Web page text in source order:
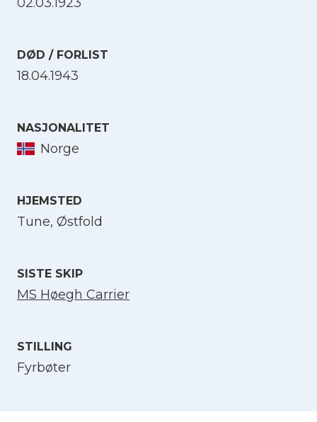
DØD / FORLIST
18.04.1943
NASJONALITET
Norge
HJEMSTED
Tune, Østfold
SISTE SKIP
MS Høegh Carrier
STILLING
Fyrbøter
Velg språk